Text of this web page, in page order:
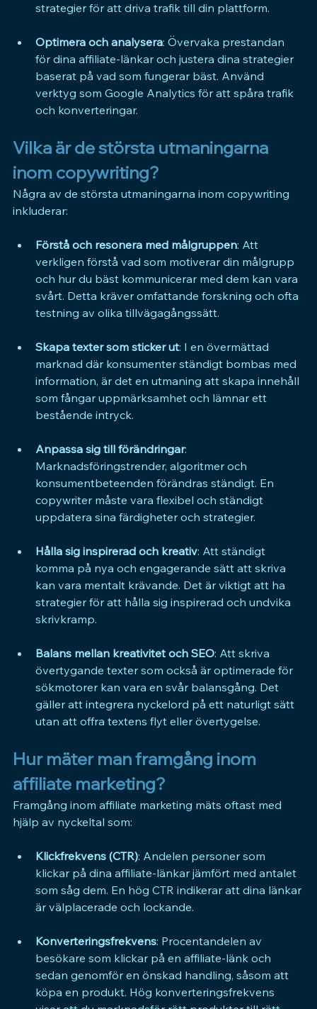
strategier för att driva trafik till din plattform.
Optimera och analysera: Övervaka prestandan
för dina affiliate-länkar och justera dina strategier
baserat på vad som fungerar bäst. Använd
verktyg som Google Analytics för att spåra trafik
och konverteringar.
Vilka är de största utmaningarna
inom copywriting?
Några av de största utmaningarna inom copywriting
inkluderar:
Förstå och resonera med målgruppen: Att
verkligen förstå vad som motiverar din målgrupp
och hur du bäst kommunicerar med dem kan vara
svårt. Detta kräver omfattande forskning och ofta
testning av olika tillvägagångssätt.
Skapa texter som sticker ut: I en övermättad
marknad där konsumenter ständigt bombas med
information, är det en utmaning att skapa innehåll
som fångar uppmärksamhet och lämnar ett
bestående intryck.
Anpassa sig till förändringar:
Marknadsföringstrender, algoritmer och
konsumentbeteenden förändras ständigt. En
copywriter måste vara flexibel och ständigt
uppdatera sina färdigheter och strategier.
Hålla sig inspirerad och kreativ: Att ständigt
komma på nya och engagerande sätt att skriva
kan vara mentalt krävande. Det är viktigt att ha
strategier för att hålla sig inspirerad och undvika
skrivkramp.
Balans mellan kreativitet och SEO: Att skriva
övertygande texter som också är optimerade för
sökmotorer kan vara en svår balansgång. Det
gäller att integrera nyckelord på ett naturligt sätt
utan att offra textens flyt eller övertygelse.
Hur mäter man framgång inom
affiliate marketing?
Framgång inom affiliate marketing mäts oftast med
hjälp av nyckeltal som:
Klickfrekvens (CTR): Andelen personer som
klickar på dina affiliate-länkar jämfört med antalet
som såg dem. En hög CTR indikerar att dina länkar
är välplacerade och lockande.
Konverteringsfrekvens: Procentandelen av
besökare som klickar på en affiliate-länk och
sedan genomför en önskad handling, såsom att
köpa en produkt. Hög konverteringsfrekvens